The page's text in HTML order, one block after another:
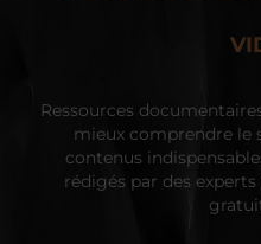
Ressources
mieux comprendre le
contenus
rédigés par des